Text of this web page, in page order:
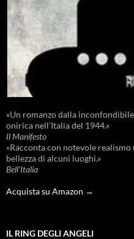
«Un romanzo dalla
onirica nell'Italia del 1944.»
Il Manifesto
«Racconta con notevole
bellezza di alcuni luoghi.»
Bell'Italia
Acquista su Amazon →
IL RING DEGLI ANGELI